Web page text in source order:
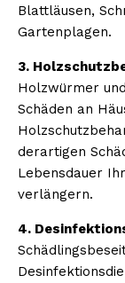
Blattläusen,
Gartenplagen.
3.
Holzwürmer
Schäden an
derartigen
Lebensdauer
verlängern.
4.